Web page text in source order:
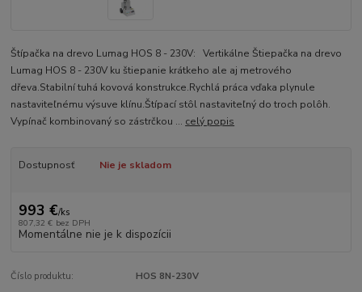
Štípačka na drevo Lumag HOS 8 - 230V: Vertikálne Štiepačka na drevo
Lumag HOS 8 - 230V ku štiepanie krátkeho ale aj metrového
dřeva.Stabilní tuhá kovová konstrukce.Rychlá práca vďaka plynule
nastaviteľnému výsuve klínu.Štípací stôl nastaviteľný do troch polôh.
Vypínač kombinovaný so zástrčkou ... celý popis
Dostupnosť Nie je skladom
993 €/ks
807,32 € bez DPH
Momentálne nie je k dispozícii
Číslo produktu: HOS 8N-230V